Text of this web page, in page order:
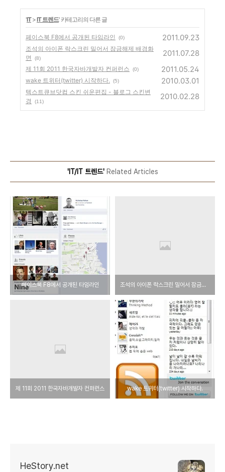
'IT>IT 트렌드' 카테고리의 다른 글
페이스북 F8에서 공개된 타임라인 (0) 2011.09.23
조석의 아이폰 락스크린 밀어서 잠금해제 배경화
면
(8)
2011.07.28
제 11회 2011 한국자바개발자 컨퍼런스 (0) 2011.05.24
wake 트위터(twitter) 시작하다. (5) 2010.03.01
텍스트큐브닷컴 스킨 쉬운편집 - 블로그 스킨변
경
(11)
2010.02.28
'IT/IT 트렌드'Related Articles
페이스북 F8에서 공개된 타임라인 조석의 아이폰 락스크린 밀어서 잠금해제 배경화면
제 11회 2011 한국자바개발자 컨퍼런스 wake 트위터(twitter) 시작하다.
HeStory.net